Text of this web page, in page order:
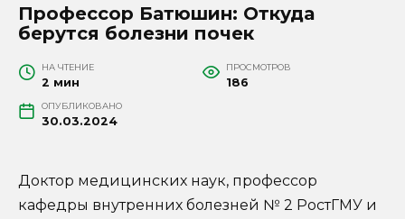
Профессор Батюшин: Откуда
берутся болезни почек
НА ЧТЕНИЕ
2 мин
ПРОСМОТРОВ
186
ОПУБЛИКОВАНО
30.03.2024
Доктор медицинских наук, профессор
кафедры внутренних болезней № 2 РостГМУ и